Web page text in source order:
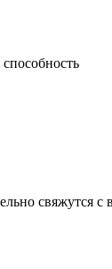
свяжутся с